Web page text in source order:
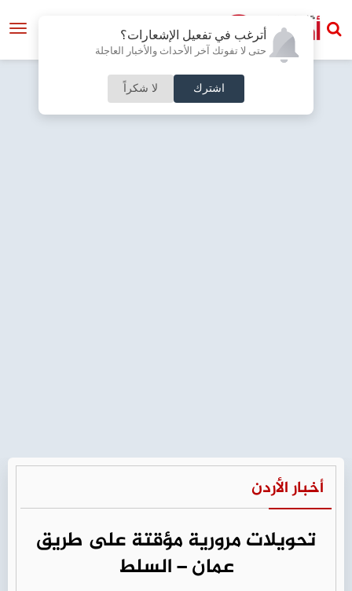
أترغب في تفعيل الإشعارات؟
حتى لا تفوتك آخر الأحداث والأخبار العاجلة
اشترك لا شكراً
أخبار الأردن
تحويلات مرورية مؤقتة على طريق
عمان – السلط